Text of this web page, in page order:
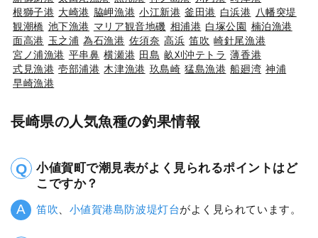
根獅子港 大崎港 脇岬漁港 小江新港 釜田港 白浜港 八幡突堤
観潮橋 池下漁港 マリア観音地磯 相浦港 白塚公園 楠泊漁港
面高港 玉之浦 為石漁港 佐須奈 高浜 笛吹 崎針尾漁港
宮ノ浦漁港 平串鼻 横瀬港 田島 畝刈沖テトラ 薄香港
式見漁港 壱部浦港 木津漁港 玖島崎 猛島漁港 船廻湾 神浦
早崎漁港
長崎県の人気魚種の釣果情報
小値賀町で潮見表がよく見られるポイントはど
こですか？
笛吹、 小値賀港島防波堤灯台がよく見られています。